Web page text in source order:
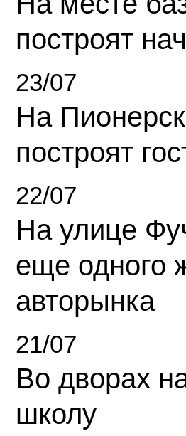
построят
23/07
На
построят
22/07
На улице
еще одного
авторынка
21/07
Во дворах
школу